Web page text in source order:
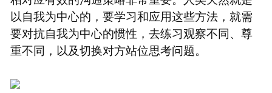
以自我为中心的，要学习和应用这些方法，就需
要对抗自我为中心的惯性，去练习观察不同、尊
重不同，以及切换对方站位思考问题。